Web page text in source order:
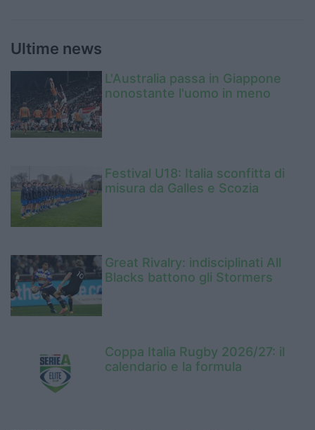
Ultime news
L'Australia passa in Giappone
nonostante l'uomo in meno
Festival U18: Italia sconfitta di
misura da Galles e Scozia
Great Rivalry: indisciplinati All
Blacks battono gli Stormers
Coppa Italia Rugby 2026/27: il
calendario e la formula